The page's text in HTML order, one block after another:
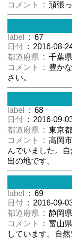
コメント
: 頑張
label
: 67
日付 : 2016-08-
都道府県 : 千葉県
コメント
: 豊か
さい。
label
: 68
日付 : 2016-09-
都道府県 : 東京都
コメント
: 高岡
んでいました。
出の地です。
label
: 69
日付 : 2016-09-
都道府県 : 静岡県
コメント
: 富山
しています。自